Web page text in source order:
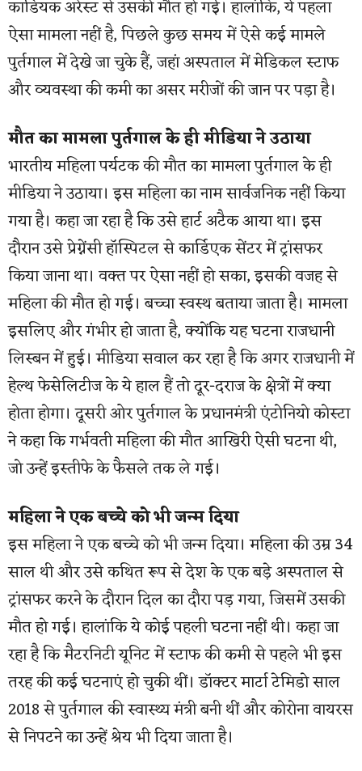
कार्डियक अरेस्ट से उसकी मौत हो गई। हालांकि, ये पहला
ऐसा मामला नहीं है, पिछले कुछ समय में ऐसे कई मामले
पुर्तगाल में देखे जा चुके हैं, जहां अस्पताल में मेडिकल स्टाफ
और व्यवस्था की कमी का असर मरीजों की जान पर पड़ा है।
मौत का मामला पुर्तगाल के ही मीडिया ने उठाया
भारतीय महिला पर्यटक की मौत का मामला पुर्तगाल के ही
मीडिया ने उठाया। इस महिला का नाम सार्वजनिक नहीं किया
गया है। कहा जा रहा है कि उसे हार्ट अटैक आया था। इस
दौरान उसे प्रेग्नेंसी हॉस्पिटल से कार्डिएक सेंटर में ट्रांसफर
किया जाना था। वक्त पर ऐसा नहीं हो सका, इसकी वजह से
महिला की मौत हो गई। बच्चा स्वस्थ बताया जाता है। मामला
इसलिए और गंभीर हो जाता है, क्योंकि यह घटना राजधानी
लिस्बन में हुई। मीडिया सवाल कर रहा है कि अगर राजधानी में
हेल्थ फेसेलिटीज के ये हाल हैं तो दूर-दराज के क्षेत्रों में क्या
होता होगा। दूसरी ओर पुर्तगाल के प्रधानमंत्री एंटोनियो कोस्टा
ने कहा कि गर्भवती महिला की मौत आखिरी ऐसी घटना थी,
जो उन्हें इस्तीफे के फैसले तक ले गई।
महिला ने एक बच्चे को भी जन्म दिया
इस महिला ने एक बच्चे को भी जन्म दिया। महिला की उम्र 34
साल थी और उसे कथित रूप से देश के एक बड़े अस्पताल से
ट्रांसफर करने के दौरान दिल का दौरा पड़ गया, जिसमें उसकी
मौत हो गई। हालांकि ये कोई पहली घटना नहीं थी। कहा जा
रहा है कि मैटरनिटी यूनिट में स्टाफ की कमी से पहले भी इस
तरह की कई घटनाएं हो चुकी थीं। डॉक्टर मार्टा टेमिडो साल
2018 से पुर्तगाल की स्वास्थ्य मंत्री बनी थीं और कोरोना वायरस
से निपटने का उन्हें श्रेय भी दिया जाता है।